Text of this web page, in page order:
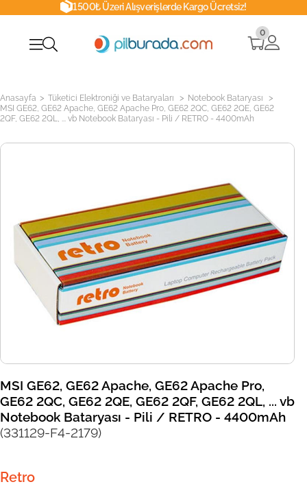
1500₺ Üzeri Alışverişlerde Kargo Ücretsiz!
0
Anasayfa > Tüketici Elektroniği ve Bataryaları > Notebook Bataryası >
MSI GE62, GE62 Apache, GE62 Apache Pro, GE62 2QC, GE62 2QE, GE62
2QF, GE62 2QL, ... vb Notebook Bataryası - Pili / RETRO - 4400mAh
MSI GE62, GE62 Apache, GE62 Apache Pro,
GE62 2QC, GE62 2QE, GE62 2QF, GE62 2QL, ... vb
Notebook Bataryası - Pili / RETRO - 4400mAh
(331129-F4-2179)
Retro